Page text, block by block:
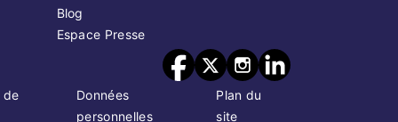
Blog
Espace Presse
de
Données
personnelles
Plan du
site